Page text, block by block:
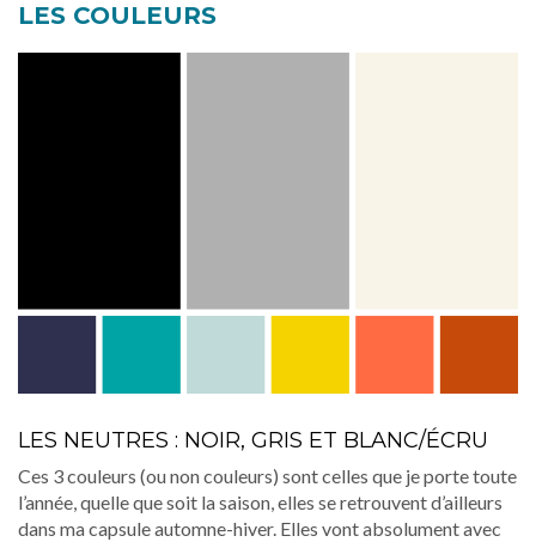
LES COULEURS
LES NEUTRES : NOIR, GRIS ET BLANC/ÉCRU
Ces 3 couleurs (ou non couleurs) sont celles que je porte toute
l’année, quelle que soit la saison, elles se retrouvent d’ailleurs
dans ma capsule automne-hiver. Elles vont absolument avec